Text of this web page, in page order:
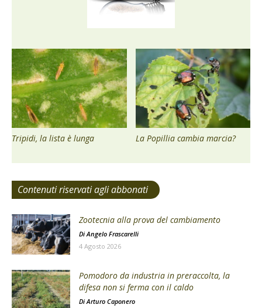
Tripidi, la lista è lunga La Popillia cambia marcia?
Contenuti riservati agli abbonati
Zootecnia alla prova del cambiamento
DiAngelo Frascarelli
4 Agosto 2026
Pomodoro da industria in preraccolta, la
difesa non si ferma con il caldo
Di Arturo Caponero